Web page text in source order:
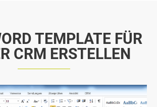
TEMPLATE FÜR
CRM ERSTELLEN